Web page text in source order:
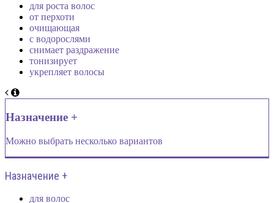
для роста волос
от перхоти
очищающая
с водорослями
снимает раздражение
тонизирует
укрепляет волосы
Назначение +
Можно выбрать несколько вариантов
Назначение +
для волос